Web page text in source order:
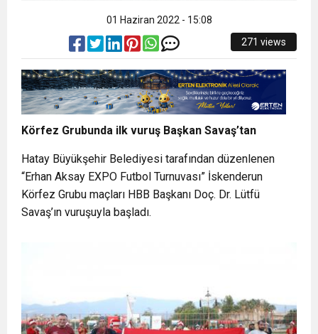
01 Haziran 2022 - 15:08
271 views
Körfez Grubunda ilk vuruş Başkan Savaş’tan
Hatay Büyükşehir Belediyesi tarafından düzenlenen
“Erhan Aksay EXPO Futbol Turnuvası” İskenderun
Körfez Grubu maçları HBB Başkanı Doç. Dr. Lütfü
Savaş’ın vuruşuyla başladı.